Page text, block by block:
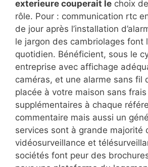
exterieure couperait le choix
rôle. Pour : communication rtc
de jour après l’installation
le jargon des cambriolages font
quotidien. Bénéficient, sous le
entreprise avec affichage
caméras, et une alarme sans fil
placée à votre maison sans frais
supplémentaires à chaque
commentaire mais aussi un
services sont à grande majorité
vidéosurveillance et
sociétés font peur des